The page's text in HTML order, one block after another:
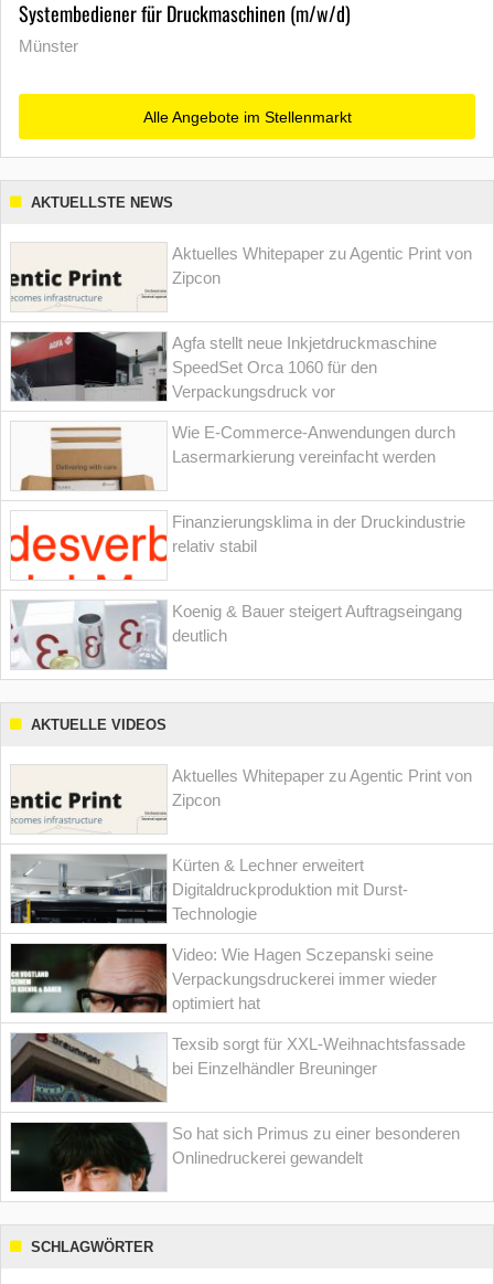
Systembediener für Druckmaschinen (m/w/d)
Münster
Alle Angebote im Stellenmarkt
AKTUELLSTE NEWS
Aktuelles Whitepaper zu Agentic Print von
Zipcon
Agfa stellt neue Inkjetdruckmaschine
SpeedSet Orca 1060 für den
Verpackungsdruck vor
Wie E-Commerce-Anwendungen durch
Lasermarkierung vereinfacht werden
Finanzierungsklima in der Druckindustrie
relativ stabil
Koenig & Bauer steigert Auftragseingang
deutlich
AKTUELLE VIDEOS
Aktuelles Whitepaper zu Agentic Print von
Zipcon
Kürten & Lechner erweitert
Digitaldruckproduktion mit Durst-
Technologie
Video: Wie Hagen Sczepanski seine
Verpackungsdruckerei immer wieder
optimiert hat
Texsib sorgt für XXL-Weihnachtsfassade
bei Einzelhändler Breuninger
So hat sich Primus zu einer besonderen
Onlinedruckerei gewandelt
SCHLAGWÖRTER